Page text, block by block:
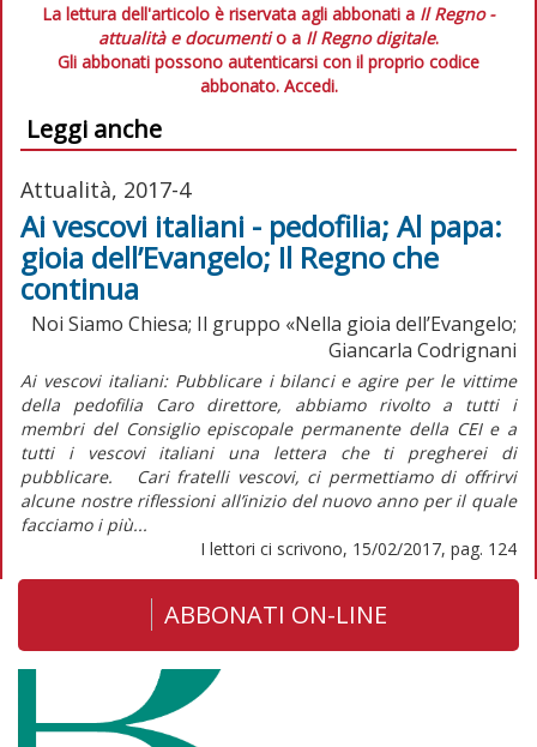
La lettura dell'articolo è riservata agli abbonati a Il Regno -
attualità e documentio a Il Regno digitale.
Gli abbonati possono autenticarsi con il proprio codice
abbonato. Accedi.
Leggi anche
Attualità, 2017-4
Ai vescovi italiani - pedofilia; Al papa:
gioia dell’Evangelo; Il Regno che
continua
Noi Siamo Chiesa; Il gruppo «Nella gioia dell’Evangelo;
Giancarla Codrignani
Ai vescovi italiani: Pubblicare i bilanci e agire per le vittime
della pedofilia Caro direttore, abbiamo rivolto a tutti i
membri del Consiglio episcopale permanente della CEI e a
tutti i vescovi italiani una lettera che ti pregherei di
pubblicare. Cari fratelli vescovi, ci permettiamo di offrirvi
alcune nostre riflessioni all’inizio del nuovo anno per il quale
facciamo i più...
I lettori ci scrivono, 15/02/2017, pag. 124
ABBONATI ON-LINE